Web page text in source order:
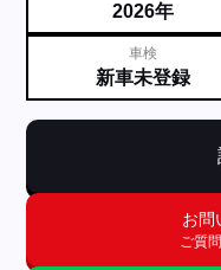
2026年
車検
新車未登録
お問
ご質